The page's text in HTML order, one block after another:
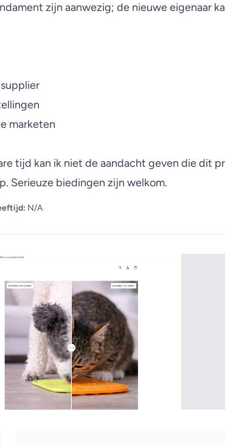
zijn aanwezig; de nieuwe eigenaar
marketen
tijd kan ik niet de aandacht geven die dit
Serieuze biedingen zijn welkom.
N/A